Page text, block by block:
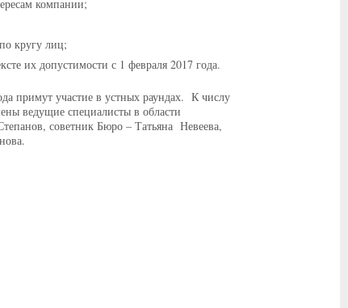
компании;
кругу лиц;
их допустимости с 1 февраля 2017 года.
примут участие в устных раундах. К числу
ведущие специалисты в области
советник Бюро – Татьяна Невеева,